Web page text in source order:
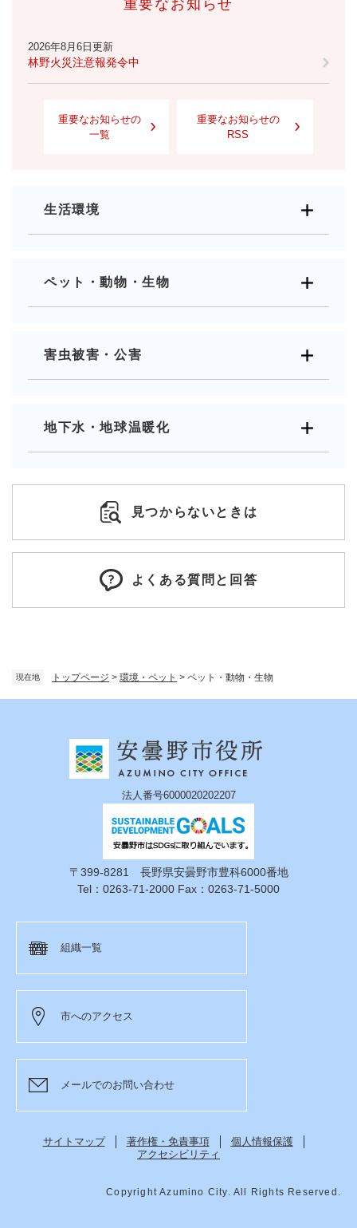
現在地 トップページ > 環境・ペット > ペット・動物・生物
重要なお知らせ
2026年8月6日更新
林野火災注意報発令中
重要なお知らせの
一覧
重要なお知らせの
RSS
生活環境
ペット・動物・生物
害虫被害・公害
地下水・地球温暖化
見つからないときは
よくある質問と回答
法人番号6000020202207
〒399-8281 長野県安曇野市豊科6000番地
Tel：0263-71-2000 Fax：0263-71-5000
組織一覧
市へのアクセス
メールでのお問い合わせ
サイトマップ 著作権・免責事項
個人情報保護
アクセシビリティ
Copyright Azumino City. All Rights Reserved.